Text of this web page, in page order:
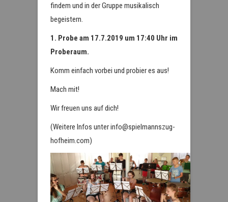
findem und in der Gruppe musikalisch
begeistern.
1. Probe am 17.7.2019 um 17:40 Uhr im
Proberaum.
Komm einfach vorbei und probier es aus!
Mach mit!
Wir freuen uns auf dich!
(Weitere Infos unter info@spielmannszug-
hofheim.com)